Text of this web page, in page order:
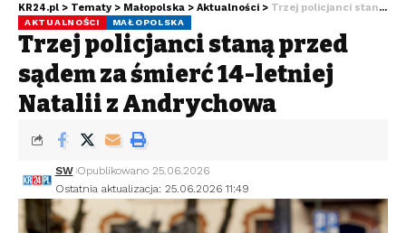
KR24.pl > Tematy > Małopolska > Aktualności > Trzej policjanci staną przed sądem za śmierć 14-letniej Natalii z Andrychowa
AKTUALNOŚCI MAŁOPOLSKA
Trzej policjanci staną przed
sądem za śmierć 14-letniej
Natalii z Andrychowa
Ostatnia aktualizacja: 25.06.2026 11:49
SW Opublikowano 25.06.2026